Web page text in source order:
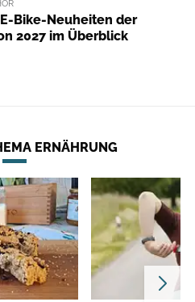
Bike-Neuheiten der
2027 im Überblick
ERNÄHRUNG